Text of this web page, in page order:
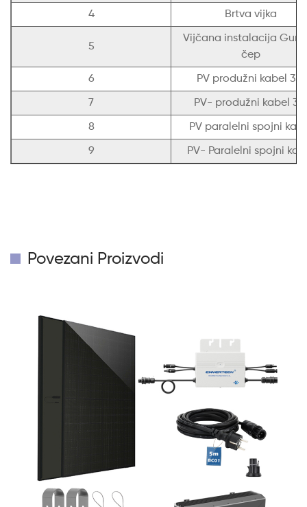
4 Brtva vijka
5
Vijčana instalacija
čep
6 PV produžni kabel 3M
7 PV- produžni kabel 3M
8 PV paralelni spojni
9 PV- Paralelni spojni
Povezani Proizvodi